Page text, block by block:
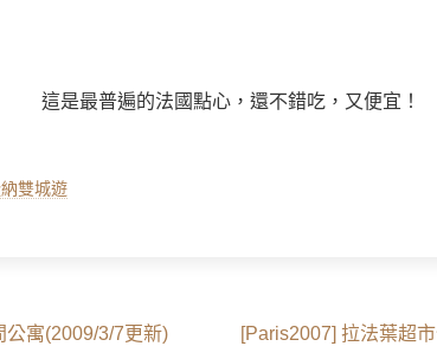
這是最普遍的法國點心，還不錯吃，又便宜！
雙城遊
公寓(2009/3/7更新)
Next
[Paris2007] 拉法葉超